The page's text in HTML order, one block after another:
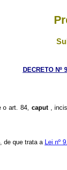
DECRETO Nº
o art. 84, caput ,
de que trata a Lei nº